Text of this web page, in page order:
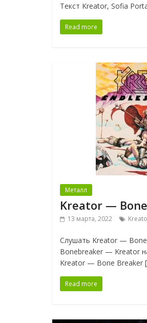
Текст Kreator, Sofia
Read more
Металл
Kreator —
13 марта, 2022
Слушать Kreator —
Bonebreaker — Kreator
Kreator — Bone Breaker
Read more